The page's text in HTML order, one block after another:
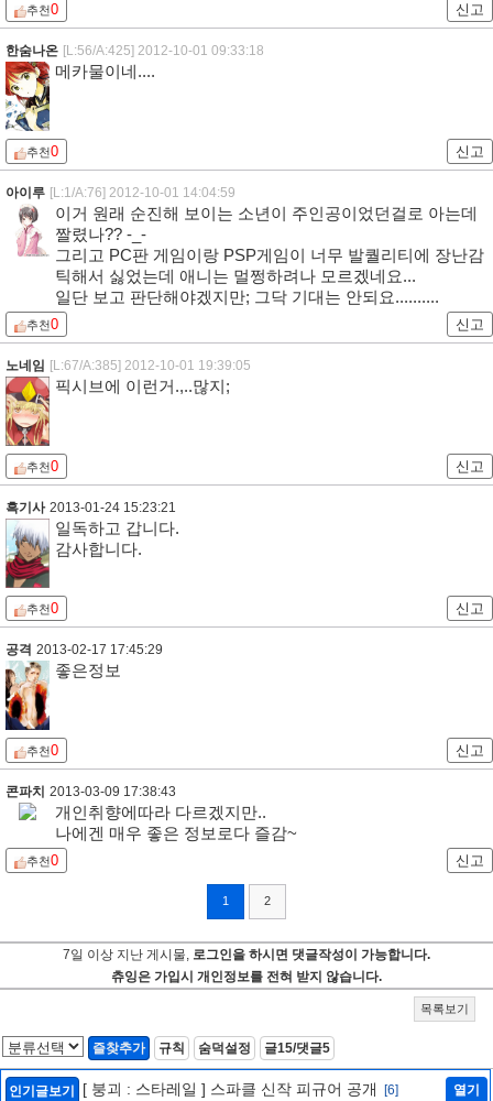
추천0 신고
한숨나온 [L:56/A:425] 2012-10-01 09:33:18
메카물이네....
추천0 신고
아이루 [L:1/A:76] 2012-10-01 14:04:59
이거 원래 순진해 보이는 소년이 주인공이었던걸로 아는데
짤렸나?? -_-
그리고 PC판 게임이랑 PSP게임이 너무 발퀄리티에 장난감
틱해서 싫었는데 애니는 멀쩡하려나 모르겠네요...
일단 보고 판단해야겠지만; 그닥 기대는 안되요..........
추천0 신고
노네임 [L:67/A:385] 2012-10-01 19:39:05
픽시브에 이런거.,..많지;
추천0 신고
흑기사 2013-01-24 15:23:21
일독하고 갑니다.
감사합니다.
추천0 신고
공격 2013-02-17 17:45:29
좋은정보
추천0 신고
콘파치 2013-03-09 17:38:43
개인취향에따라 다르겠지만..
나에겐 매우 좋은 정보로다 즐감~
추천0 신고
1 2
7일 이상 지난 게시물, 로그인을 하시면 댓글작성이 가능합니다.
츄잉은 가입시 개인정보를 전혀 받지 않습니다.
목록보기
즐찾추가 규칙 숨덕설정 글15/댓글5
인기글보기 [ 붕괴 : 스타레일 ] 스파클 신작 피규어 공개 [6] 열기